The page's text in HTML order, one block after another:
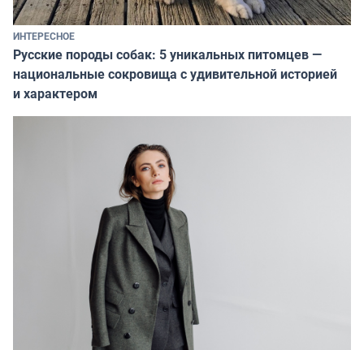
ИНТЕРЕСНОЕ
Русские породы собак: 5 уникальных питомцев —
национальные сокровища с удивительной историей
и характером